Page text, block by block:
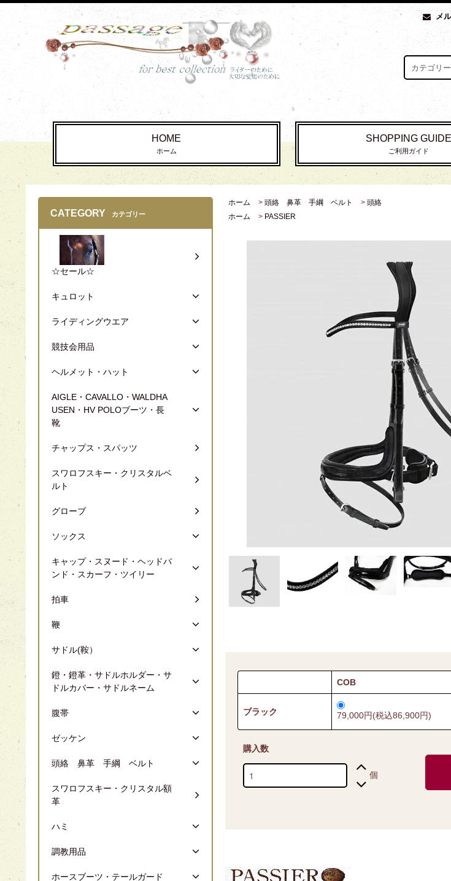
メ
HOME
ホーム
SHOPPING GUIDE
ご利用ガイド
ホーム > 頭絡 鼻革 手綱 ベルト > 頭絡
ホーム
> PASSIER
COB
ブラック 79,000円(税込86,900円)
購入数
個
CATEGORY カテゴリー
☆セール☆
キュロット
ライディングウエア
競技会用品
ヘルメット・ハット
AIGLE・CAVALLO・WALDHA
USEN・HV POLOブーツ・長
靴
チャップス・スパッツ
スワロフスキー・クリスタルベ
ルト
グローブ
ソックス
キャップ・スヌード・ヘッドバ
ンド・スカーフ・ツイリー
拍車
鞭
サドル(鞍）
鐙・鐙革・サドルホルダー・サ
ドルカバー・サドルネーム
腹帯
ゼッケン
頭絡 鼻革 手綱 ベルト
スワロフスキー・クリスタル額
革
ハミ
調教用品
ホースブーツ・テールガード